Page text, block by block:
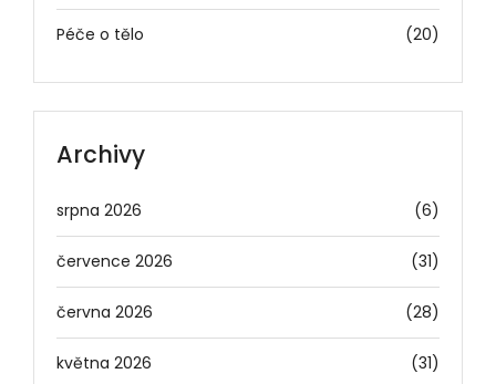
Péče o tělo (20)
Archivy
srpna 2026 (6)
července 2026 (31)
června 2026 (28)
května 2026 (31)